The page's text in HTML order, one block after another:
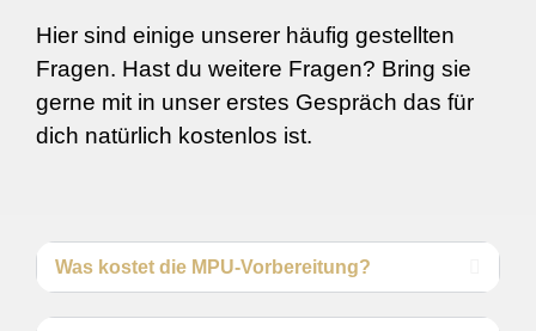
Hier sind einige unserer häufig gestellten
Fragen. Hast du weitere Fragen? Bring sie
gerne mit in unser erstes Gespräch das für
dich natürlich kostenlos ist.
Was kostet die MPU-Vorbereitung?